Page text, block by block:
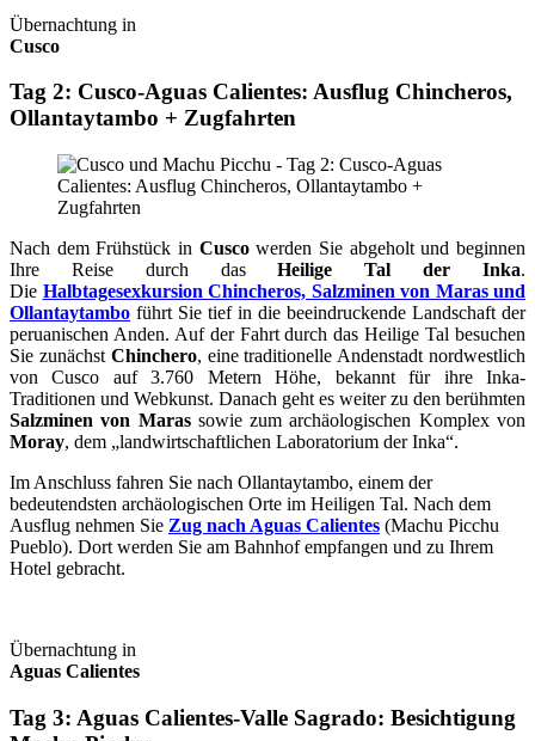
Übernachtung in
Cusco
Tag 2: Cusco-Aguas Calientes: Ausflug Chincheros,
Ollantaytambo + Zugfahrten
Nach dem Frühstück in Cuscowerden Sie abgeholt und beginnen
Ihre Reise durch dasHeilige Tal der Inka.
Die Halbtagesexkursion Chincheros, Salzminen von Maras und
Ollantaytambo führt Sie tief in die beeindruckende Landschaft der
peruanischen Anden. Auf der Fahrt durch das Heilige Tal besuchen
Sie zunächst Chinchero, eine traditionelle Andenstadt nordwestlich
von Cusco auf 3.760 Metern Höhe, bekannt für ihre Inka-
Traditionen und Webkunst. Danach geht es weiter zu den berühmten
Salzminen von Marassowie zum archäologischen Komplex von
Moray, dem „landwirtschaftlichen Laboratorium der Inka“.
Im Anschluss fahren Sie nach Ollantaytambo, einem der
bedeutendsten archäologischen Orte im Heiligen Tal. Nach dem
Ausflug nehmen Sie Zug nach Aguas Calientes (Machu Picchu
Pueblo). Dort werden Sie am Bahnhof empfangen und zu Ihrem
Hotel gebracht.
Übernachtung in
Aguas Calientes
Tag 3: Aguas Calientes-Valle Sagrado: Besichtigung